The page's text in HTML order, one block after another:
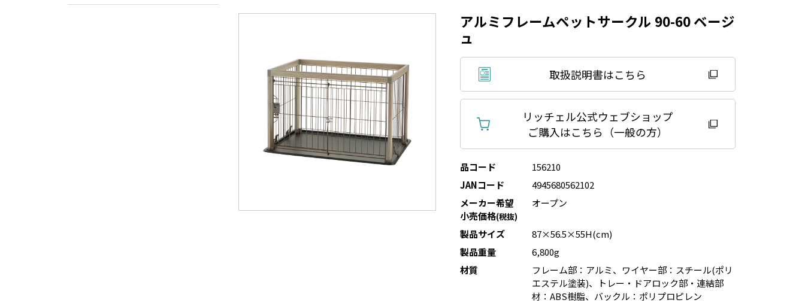
アルミフレームペットサークル 90-60 ベージ
ュ
取扱説明書はこちら
リッチェル公式ウェブショップ
ご購入はこちら（一般の方）
品コード
156210
JANコード
4945680562102
メーカー希望
小売価格(税抜)
オープン
製品サイズ
87×56.5×55H(cm)
製品重量
6,800g
材質
フレーム部：アルミ、ワイヤー部：スチール(ポリ
エステル塗装)、トレー・ドアロック部・連結部
材：ABS樹脂、バックル：ポリプロピレン